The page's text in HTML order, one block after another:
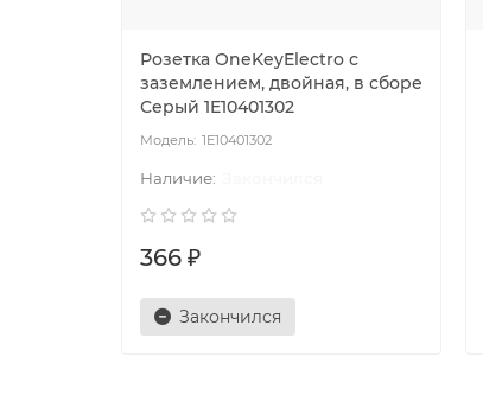
Розетка OneKeyElectro с
заземлением, двойная, в сборе
Серый 1E10401302
1E10401302
366 ₽
Закончился